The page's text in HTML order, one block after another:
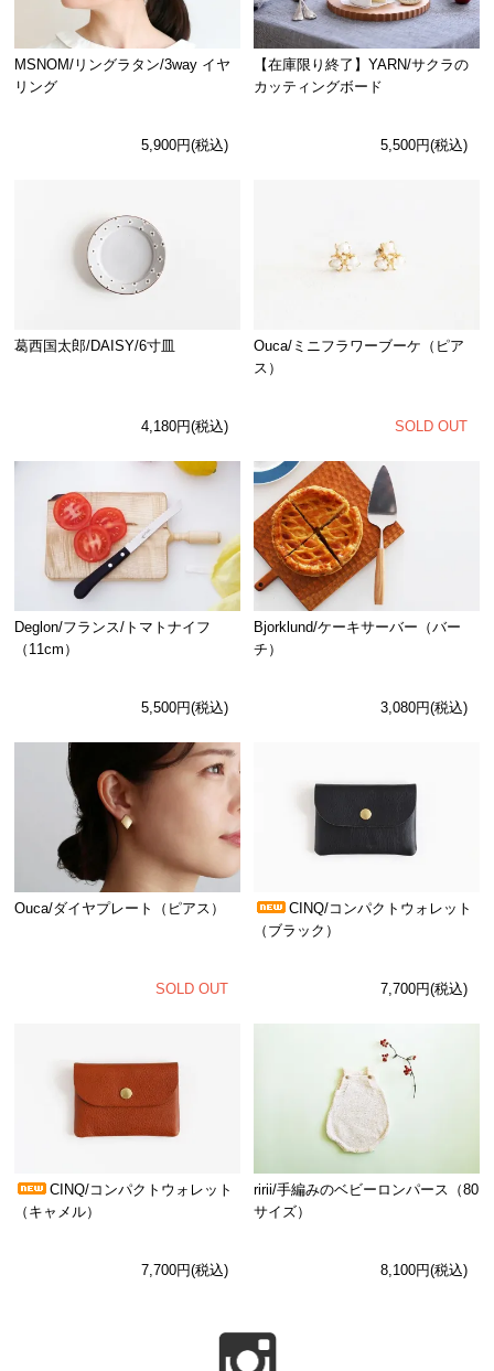
MSNOM/リングラタン/3way イヤ
リング
5,900円(税込)
【在庫限り終了】YARN/サクラの
カッティングボード
5,500円(税込)
葛西国太郎/DAISY/6寸皿
4,180円(税込)
Ouca/ミニフラワーブーケ（ピア
ス）
SOLD OUT
Deglon/フランス/トマトナイフ
（11cm）
5,500円(税込)
Bjorklund/ケーキサーバー（バー
チ）
3,080円(税込)
Ouca/ダイヤプレート（ピアス）
SOLD OUT
CINQ/コンパクトウォレット
（ブラック）
7,700円(税込)
CINQ/コンパクトウォレット
（キャメル）
7,700円(税込)
ririi/手編みのベビーロンパース（80
サイズ）
8,100円(税込)